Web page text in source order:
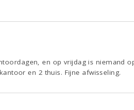
en op vrijdag is niemand
en 2 thuis. Fijne afwisseling.